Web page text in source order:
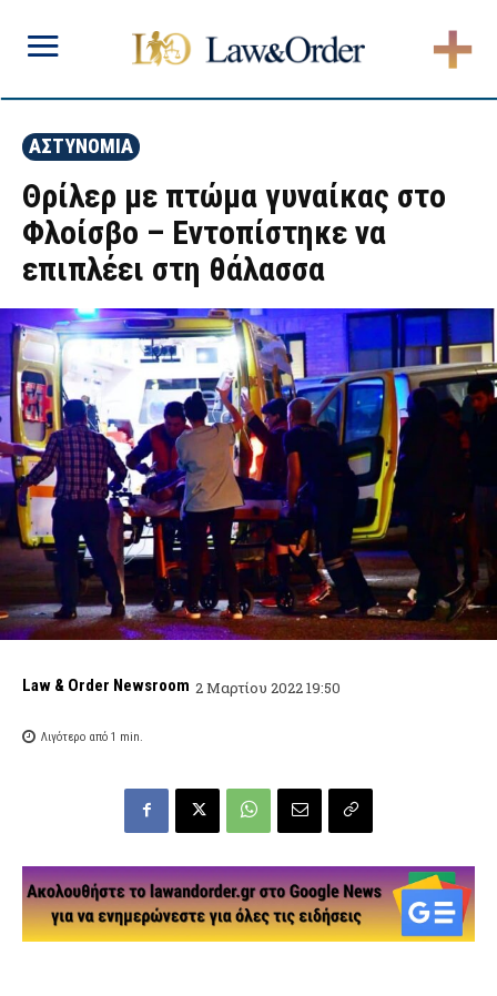
ΑΣΤΥΝΟΜΙΑ
Θρίλερ με πτώμα γυναίκας στο
Φλοίσβο – Εντοπίστηκε να
επιπλέει στη θάλασσα
Law & Order Newsroom 2 Μαρτίου 2022 19:50
Λιγότερο από 1 min.